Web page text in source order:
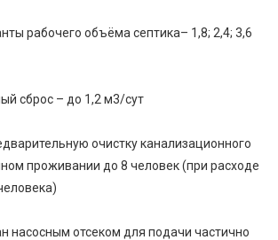
рабочего объёма септика– 1,8; 2,4; 3,6
сброс – до 1,2 м3/сут
очистку канализационного
проживании до 8 человек (при расходе
насосным отсеком для подачи частично